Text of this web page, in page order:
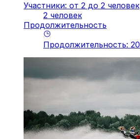
Участники: от 2 до 2 человек
2 человек
Продолжительность
Продолжительность: 20